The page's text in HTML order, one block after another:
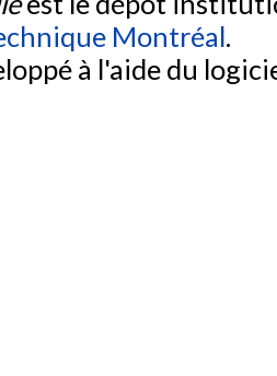
Montréal.
à l'aide du